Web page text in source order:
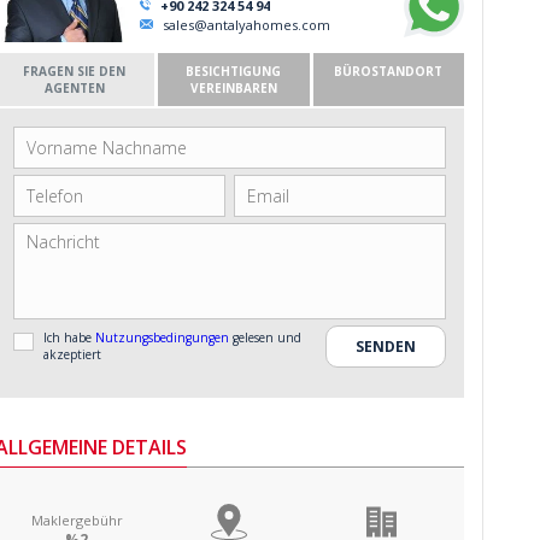
+90 242 324 54 94
sales@antalyahomes.com
FRAGEN SIE DEN
AGENTEN
BESICHTIGUNG
VEREINBAREN
BÜROSTANDORT
Ich habe Nutzungsbedingungen gelesen und
akzeptiert
DETAILS
Maklergebühr